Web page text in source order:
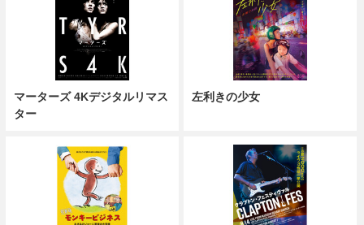
マーターズ 4Kデジタルリマス
ター
左利きの少女